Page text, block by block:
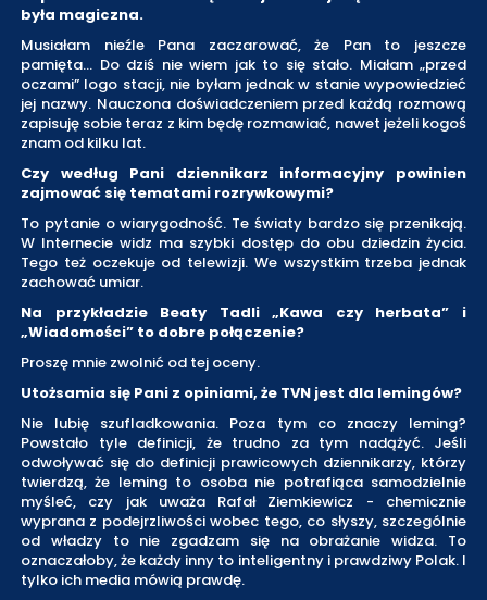
była magiczna.
Musiałam nieźle Pana zaczarować, że Pan to jeszcze
pamięta… Do dziś nie wiem jak to się stało. Miałam „przed
oczami” logo stacji, nie byłam jednak w stanie wypowiedzieć
jej nazwy. Nauczona doświadczeniem przed każdą rozmową
zapisuję sobie teraz z kim będę rozmawiać, nawet jeżeli kogoś
znam od kilku lat.
Czy według Pani dziennikarz informacyjny powinien
zajmować się tematami rozrywkowymi?
To pytanie o wiarygodność. Te światy bardzo się przenikają.
W Internecie widz ma szybki dostęp do obu dziedzin życia.
Tego też oczekuje od telewizji. We wszystkim trzeba jednak
zachować umiar.
Na przykładzie Beaty Tadli „Kawa czy herbata” i
„Wiadomości” to dobre połączenie?
Proszę mnie zwolnić od tej oceny.
Utożsamia się Pani z opiniami, że TVN jest dla lemingów?
Nie lubię szufladkowania. Poza tym co znaczy leming?
Powstało tyle definicji, że trudno za tym nadążyć. Jeśli
odwoływać się do definicji prawicowych dziennikarzy, którzy
twierdzą, że leming to osoba nie potrafiąca samodzielnie
myśleć, czy jak uważa Rafał Ziemkiewicz - chemicznie
wyprana z podejrzliwości wobec tego, co słyszy, szczególnie
od władzy to nie zgadzam się na obrażanie widza. To
oznaczałoby, że każdy inny to inteligentny i prawdziwy Polak. I
tylko ich media mówią prawdę.